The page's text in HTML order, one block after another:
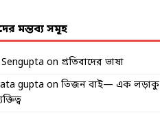
মন্তব্য সমূহ
on প্রতিবাদের ভাষা
gupta on তিজন বাই— এক লড়াকু